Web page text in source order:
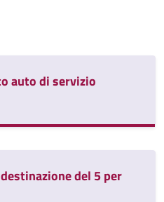
auto di servizio
del 5 per